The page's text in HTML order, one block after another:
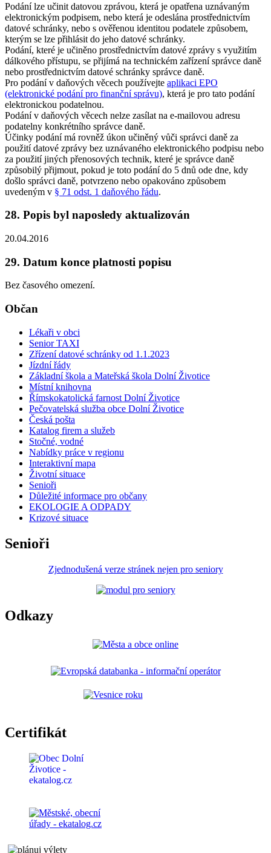
Podání lze učinit datovou zprávou, která je opatřena uznávaným
elektronickým podpisem, nebo která je odeslána prostřednictvím
datové schránky, nebo s ověřenou identitou podatele způsobem,
kterým se lze přihlásit do jeho datové schránky.
Podání, které je učiněno prostřednictvím datové zprávy s využitím
dálkového přístupu, se přijímá na technickém zařízení správce daně
nebo prostřednictvím datové schránky správce daně.
Pro podání v daňových věcech používejte aplikaci EPO
(elektronické podání pro finanční správu), která je pro tato podání
elektronickou podatelnou.
Podání v daňových věcech nelze zasílat na e-mailovou adresu
podatelny konkrétního správce daně.
Účinky podání má rovněž úkon učiněný vůči správci daně za
použití datové zprávy bez uznávaného elektronického podpisu nebo
za použití jiných přenosových technik, které je správce daně
způsobilý přijmout, pokud je toto podání do 5 dnů ode dne, kdy
došlo správci daně, potvrzeno nebo opakováno způsobem
uvedeným v § 71 odst. 1 daňového řádu.
28. Popis byl naposledy aktualizován
20.04.2016
29. Datum konce platnosti popisu
Bez časového omezení.
Občan
Lékaři v obci
Senior TAXI
Zřízení datové schránky od 1.1.2023
Jízdní řády
Základní škola a Mateřská škola Dolní Životice
Místní knihovna
Římskokatolická farnost Dolní Životice
Pečovatelská služba obce Dolní Životice
Česká pošta
Katalog firem a služeb
Stočné, vodné
Nabídky práce v regionu
Interaktivní mapa
Životní situace
Senioři
Důležité informace pro občany
EKOLOGIE A ODPADY
Krizové situace
Senioři
Zjednodušená verze stránek nejen pro seniory
Odkazy
Certifikát